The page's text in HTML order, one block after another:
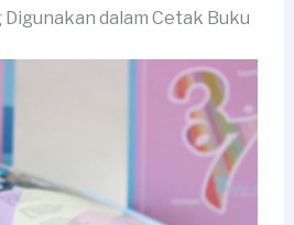
dalam Cetak Buku